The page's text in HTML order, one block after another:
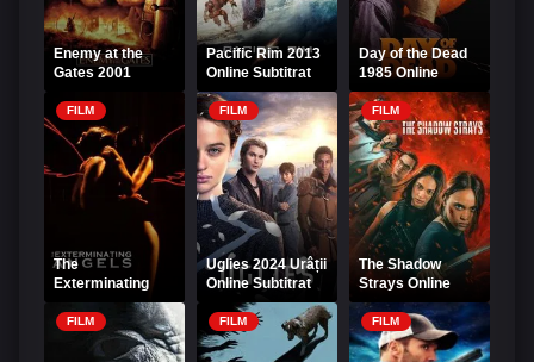
Enemy at the
Gates 2001
Pacific Rim 2013
Online Subtitrat
Day of the Dead
1985 Online
Subtitrat
FILM
The
Exterminating
Angels 2006
Online Subtitrat
FILM
Uglies 2024 Urâții
Online Subtitrat
FILM
The Shadow
Strays Online
Subtitrat
FILM FILM FILM